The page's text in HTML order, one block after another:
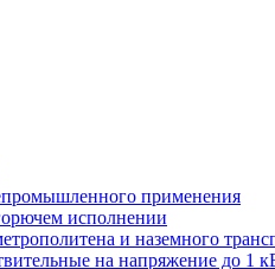
применения
исполнении
и наземного
на напряжение до 1